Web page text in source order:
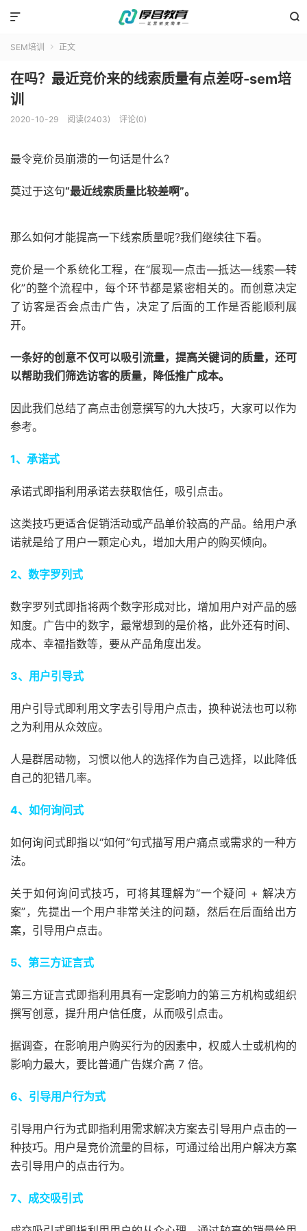


SEM培训  正文
在吗？最近竞价来的线索质量有点差呀-sem培
训
2020-10-29 阅读(2403) 评论(0)
最令竞价员崩溃的一句话是什么?
莫过于这句“最近线索质量比较差啊”。
那么如何才能提高一下线索质量呢?我们继续往下看。
竞价是一个系统化工程，在“展现—点击—抵达—线索—转
化”的整个流程中，每个环节都是紧密相关的。而创意决定
了访客是否会点击广告，决定了后面的工作是否能顺利展
开。
一条好的创意不仅可以吸引流量，提高关键词的质量，还可
以帮助我们筛选访客的质量，降低推广成本。
因此我们总结了高点击创意撰写的九大技巧，大家可以作为
参考。
1、承诺式
承诺式即指利用承诺去获取信任，吸引点击。
这类技巧更适合促销活动或产品单价较高的产品。给用户承
诺就是给了用户一颗定心丸，增加大用户的购买倾向。
2、数字罗列式
数字罗列式即指将两个数字形成对比，增加用户对产品的感
知度。广告中的数字，最常想到的是价格，此外还有时间、
成本、幸福指数等，要从产品角度出发。
3、用户引导式
用户引导式即利用文字去引导用户点击，换种说法也可以称
之为利用从众效应。
人是群居动物，习惯以他人的选择作为自己选择，以此降低
自己的犯错几率。
4、如何询问式
如何询问式即指以“如何”句式描写用户痛点或需求的一种方
法。
关于如何询问式技巧，可将其理解为“一个疑问 + 解决方
案”，先提出一个用户非常关注的问题，然后在后面给出方
案，引导用户点击。
5、第三方证言式
第三方证言式即指利用具有一定影响力的第三方机构或组织
撰写创意，提升用户信任度，从而吸引点击。
据调查，在影响用户购买行为的因素中，权威人士或机构的
影响力最大，要比普通广告媒介高 7 倍。
6、引导用户行为式
引导用户行为式即指利用需求解决方案去引导用户点击的一
种技巧。用户是竞价流量的目标，可通过给出用户解决方案
去引导用户的点击行为。
7、成交吸引式